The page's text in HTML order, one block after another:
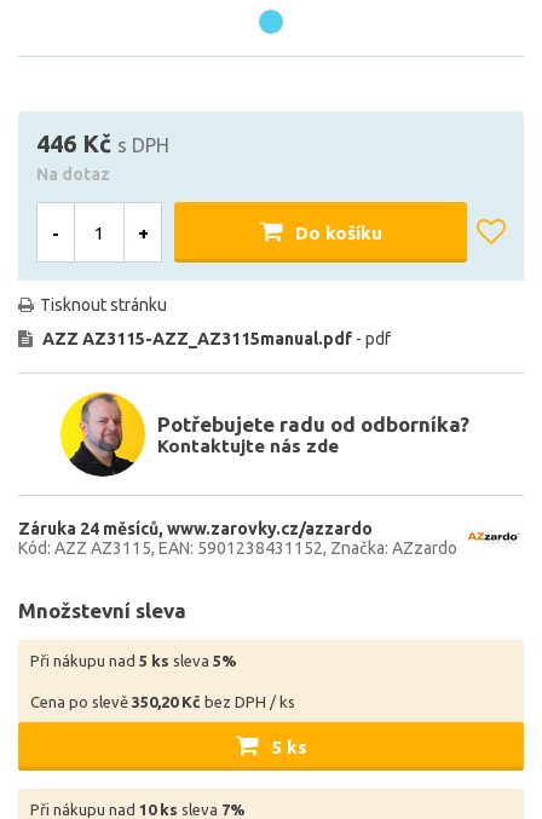
446 Kč s DPH
Na dotaz
- + Do košíku
Tisknout stránku
AZZ AZ3115-AZZ_AZ3115manual.pdf - pdf
Potřebujete radu od odborníka?
Kontaktujte nás zde
Záruka 24 měsíců www.zarovky.cz/azzardo
Kód: AZZ AZ3115 EAN: 5901238431152 Značka: AZzardo
Množstevní sleva
Při nákupu nad 5 ks sleva 5%
Cena po slevě 350,20 Kč bez DPH / ks
5 ks
Při nákupu nad 10 ks sleva 7%